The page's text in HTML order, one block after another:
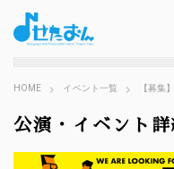
HOME イベント一覧 【募集
公演・イベント詳